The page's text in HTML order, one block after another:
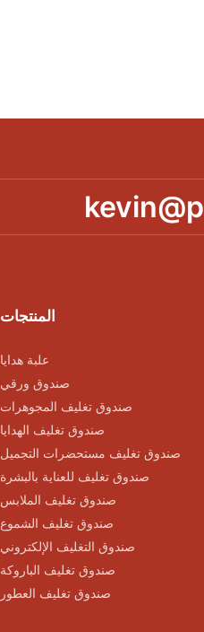
المنتجات
علبة هدايا
صندوق ورقي
صندوق تغليف المجوهرات
صندوق تغليف الهدايا
صندوق تغليف مستحضرات التجميل
صندوق تغليف للعناية بالبشرة
صندوق تغليف الملابس
صندوق تغليف الشموع
صندوق التغليف الإلكتروني
صندوق تغليف الباروكة
صندوق تغليف العطور